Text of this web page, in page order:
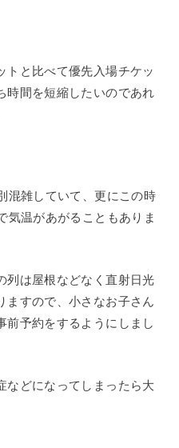
トと比べて優先入場チケッ
時間を短縮したいのであれ
混雑していて、更にこの時
気温があがることもありま
列は屋根などなく直射日光
ますので、小さなお子さん
前予約をするようにしまし
などになってしまったら大